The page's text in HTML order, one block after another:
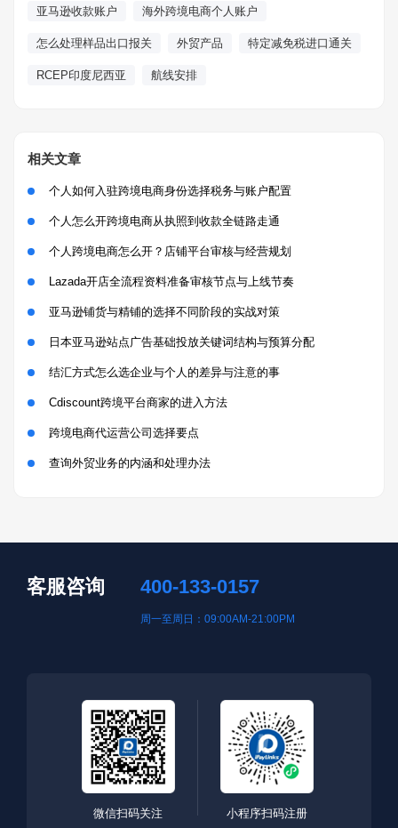
亚马逊收款账户 海外跨境电商个人账户
怎么处理样品出口报关 外贸产品 特定减免税进口通关
RCEP印度尼西亚 航线安排
相关文章
个人如何入驻跨境电商身份选择税务与账户配置
个人怎么开跨境电商从执照到收款全链路走通
个人跨境电商怎么开？店铺平台审核与经营规划
Lazada开店全流程资料准备审核节点与上线节奏
亚马逊铺货与精铺的选择不同阶段的实战对策
日本亚马逊站点广告基础投放关键词结构与预算分配
结汇方式怎么选企业与个人的差异与注意的事
Cdiscount跨境平台商家的进入方法
跨境电商代运营公司选择要点
查询外贸业务的内涵和处理办法
客服咨询 400-133-0157
周一至周日：09:00AM-21:00PM
微信扫码关注 小程序扫码注册